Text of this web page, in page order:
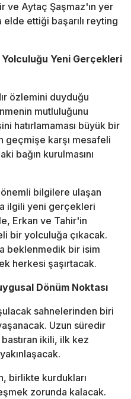
ve Aytaç Şaşmaz'ın yer
elde ettiği başarılı reyting
Yeni Gerçekleri
özlemini duyduğu
mutluluğunu
hatırlamaması büyük bir
geçmişe karşı mesafeli
bağın kurulmasını
bilgilere ulaşan
ilgili yeni gerçekleri
Erkan ve Tahir'in
bir yolculuğa çıkacak.
beklenmedik bir isim
herkesi şaşırtacak.
Dönüm Noktası
sahnelerinden biri
Uzun süredir
ikili, ilk kez
birlikte kurdukları
zorunda kalacak.